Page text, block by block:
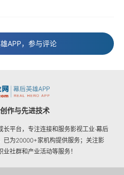
APP，参与评论
作与先进技术
平台，专注连接和服务影视工业·幕后
已为20000+家机构提供服务；关注影
社群和产业活动等服务！